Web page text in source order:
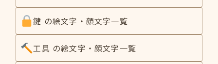
鍵 の絵文字・顔文字一覧
工具 の絵文字・顔文字一覧